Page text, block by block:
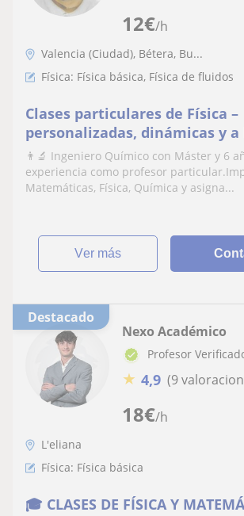
12€/h
Valencia (Ciudad), Bétera, Bu...
Física: Física básica, Física de fluidos
Clases particulares de Física –
personalizadas, dinámicas y
(ESO, Bachillerato, FP y
👨‍🔬 Ingeniero Químico con Máster y 6
experiencia como profesor
Matemáticas, Física, Química y asigna...
ver más
Destacado
18€/h
Nexo Académico
Profesor
★ 4,9 (9
L'eliana
Física: Física básica
🎓 CLASES DE FÍSICA Y